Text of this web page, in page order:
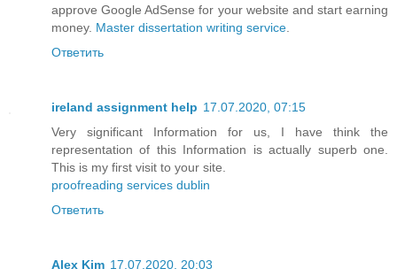
approve Google AdSense for your website and start earning
money. Master dissertation writing service
Ответить
ireland assignment help 17.07.2020, 07:15
Very significant Information for us, I have think the
representation of this Information is actually superb one.
This is my first visit to your site.
proofreading services dublin
Ответить
Alex Kim 17.07.2020, 20:03